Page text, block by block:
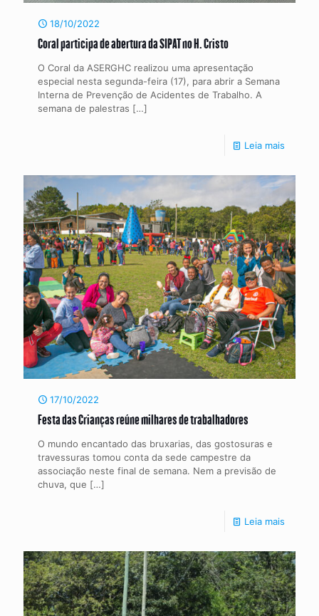
18/10/2022
Coral participa de abertura da SIPAT no H. Cristo
O Coral da ASERGHC realizou uma apresentação
especial nesta segunda-feira (17), para abrir a Semana
Interna de Prevenção de Acidentes de Trabalho. A
semana de palestras […]
Leia mais
17/10/2022
Festa das Crianças reúne milhares de trabalhadores
O mundo encantado das bruxarias, das gostosuras e
travessuras tomou conta da sede campestre da
associação neste final de semana. Nem a previsão de
chuva, que […]
Leia mais